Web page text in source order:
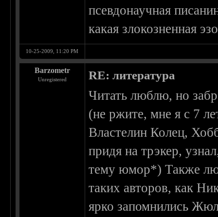
псевдонаучная
какая злокозненная
10-25-2009, 11:20 PM
Barzometr
Unregistered RE: литература
Читать люблю, но
(не ржите, мне я с 7
Властелин Колец,
придя на трэкер,
тему юмор*) Также
таких авторов, как
ярко запомнились